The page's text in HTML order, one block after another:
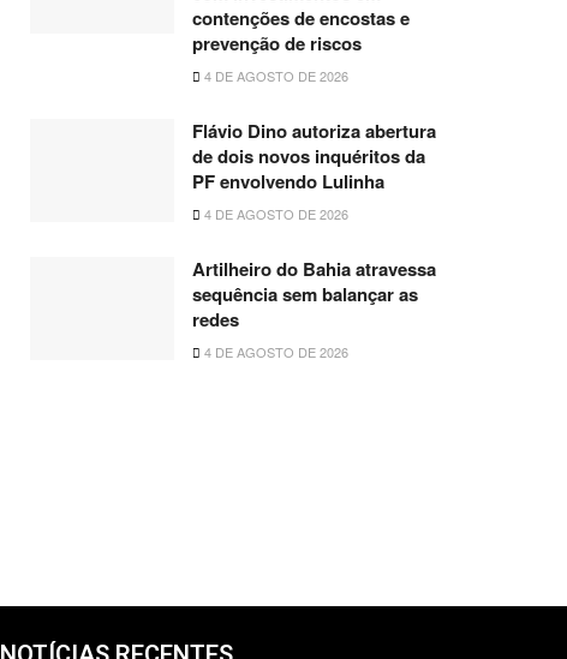
contenções de encostas e
prevenção de riscos
4 DE AGOSTO DE 2026
Flávio Dino autoriza abertura
de dois novos inquéritos da
PF envolvendo Lulinha
4 DE AGOSTO DE 2026
Artilheiro do Bahia atravessa
sequência sem balançar as
redes
4 DE AGOSTO DE 2026